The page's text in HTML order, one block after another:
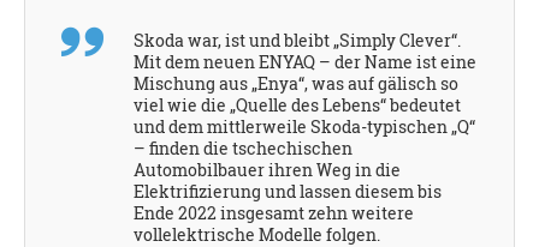
Skoda war, ist und bleibt „Simply Clever“.
Mit dem neuen ENYAQ – der Name ist eine
Mischung aus „Enya“, was auf gälisch so
viel wie die „Quelle des Lebens“ bedeutet
und dem mittlerweile Skoda-typischen „Q“
– finden die tschechischen
Automobilbauer ihren Weg in die
Elektrifizierung und lassen diesem bis
Ende 2022 insgesamt zehn weitere
vollelektrische Modelle folgen.